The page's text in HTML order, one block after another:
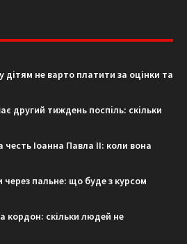
дітям не варто платити за оцінки та
другий тиждень поспіль: скільки
честь Іоанна Павла II: коли вона
пальне: що буде з курсом
кордон: скільки людей не